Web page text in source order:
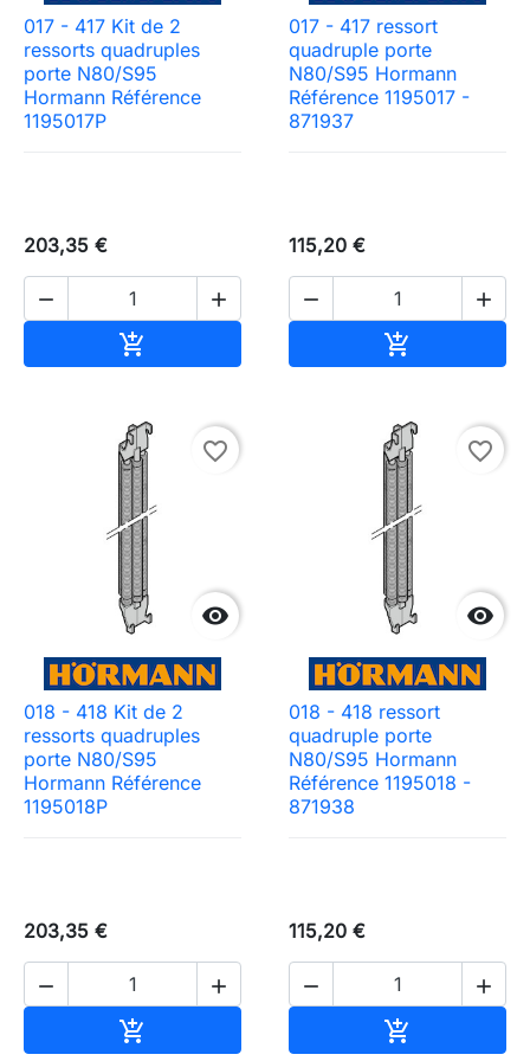
017 - 417 Kit de 2
ressorts quadruples
porte N80/S95
Hormann Référence
1195017P
203,35 €
 

017 - 417 ressort
quadruple porte
N80/S95 Hormann
Référence 1195017 -
871937
115,20 €
 


favorite_border
018 - 418 Kit de 2
ressorts quadruples
porte N80/S95
Hormann Référence
1195018P
203,35 €
 


favorite_border
018 - 418 ressort
quadruple porte
N80/S95 Hormann
Référence 1195018 -
871938
115,20 €
 
